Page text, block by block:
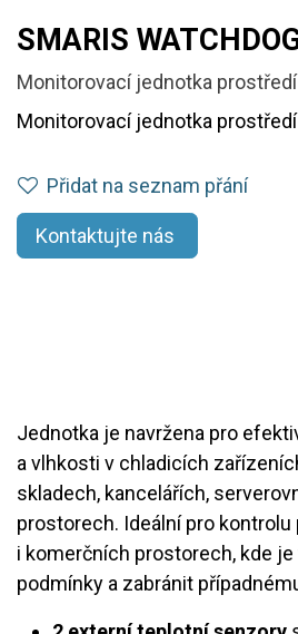
SMARIS
Monitorovací jednotka prostředí
Monitorovací jednotka prostředí
Přidat na seznam přání
Kontaktujte nás
Jednotka je navržena pro
a vlhkosti v chladicích
skladech, kancelářích,
prostorech. Ideální pro
i komerčních prostorech, kde
podmínky a zabránit